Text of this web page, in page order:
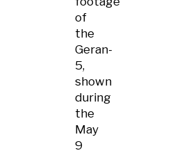
of
the
Geran-
5,
shown
during
the
May
9